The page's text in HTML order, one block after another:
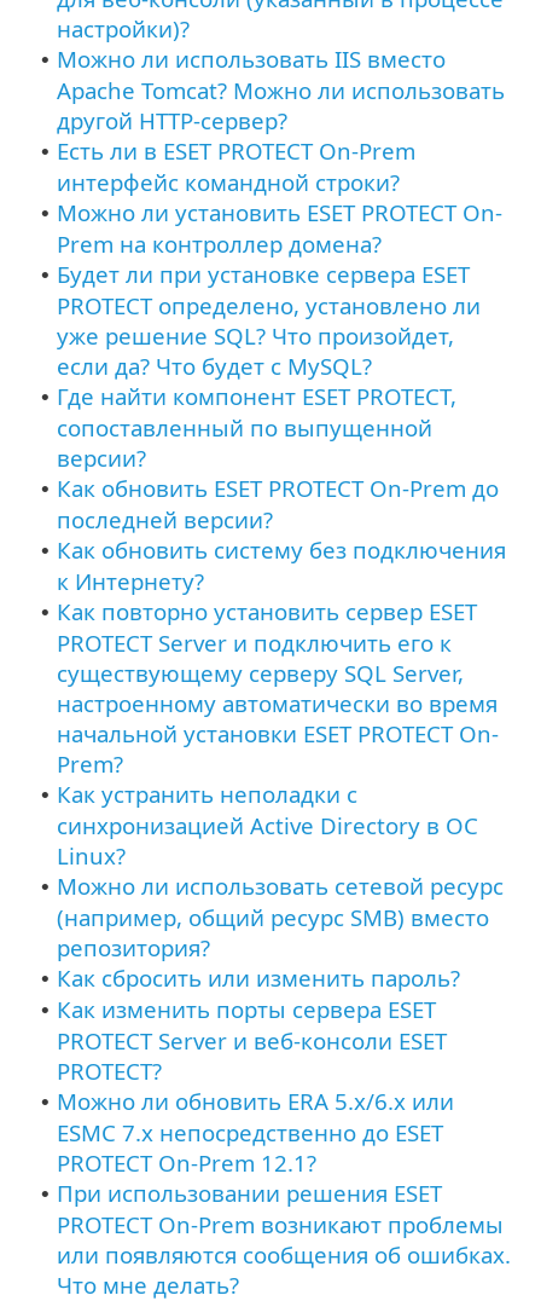
настройки)?
• Можно ли использовать IIS вместо
Apache Tomcat? Можно ли использовать
другой HTTP-сервер?
• Есть ли в ESET PROTECT On-Prem
интерфейс командной строки?
• Можно ли установить ESET PROTECT On-
Prem на контроллер домена?
• Будет ли при установке сервера ESET
PROTECT определено, установлено ли
уже решение SQL? Что произойдет,
если да? Что будет с MySQL?
• Где найти компонент ESET PROTECT,
сопоставленный по выпущенной
версии?
• Как обновить ESET PROTECT On-Prem до
последней версии?
• Как обновить систему без подключения
к Интернету?
• Как повторно установить сервер ESET
PROTECT Server и подключить его к
существующему серверу SQL Server,
настроенному автоматически во время
начальной установки ESET PROTECT On-
Prem?
• Как устранить неполадки с
синхронизацией Active Directory в ОС
Linux?
• Можно ли использовать сетевой ресурс
(например, общий ресурс SMB) вместо
репозитория?
• Как сбросить или изменить пароль?
• Как изменить порты сервера ESET
PROTECT Server и веб-консоли ESET
PROTECT?
• Можно ли обновить ERA 5.x/6.x или
ESMC 7.x непосредственно до ESET
PROTECT On-Prem 12.1?
• При использовании решения ESET
PROTECT On-Prem возникают проблемы
или появляются сообщения об ошибках.
Что мне делать?